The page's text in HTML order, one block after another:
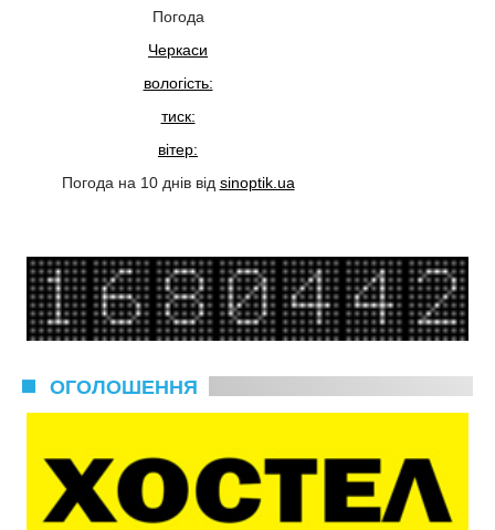
Погода
Черкаси
вологість:
тиск:
вітер:
Погода на 10 днів від sinoptik.ua
ОГОЛОШЕННЯ